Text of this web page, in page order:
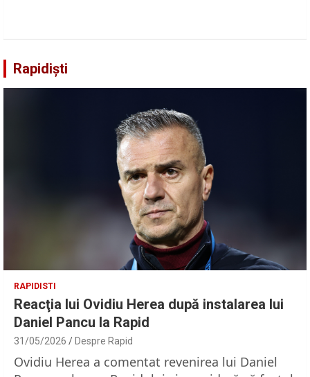
Rapidiști
RAPIDISTI
Reacţia lui Ovidiu Herea după instalarea lui
Daniel Pancu la Rapid
31/05/2026 Despre Rapid
Ovidiu Herea a comentat revenirea lui Daniel